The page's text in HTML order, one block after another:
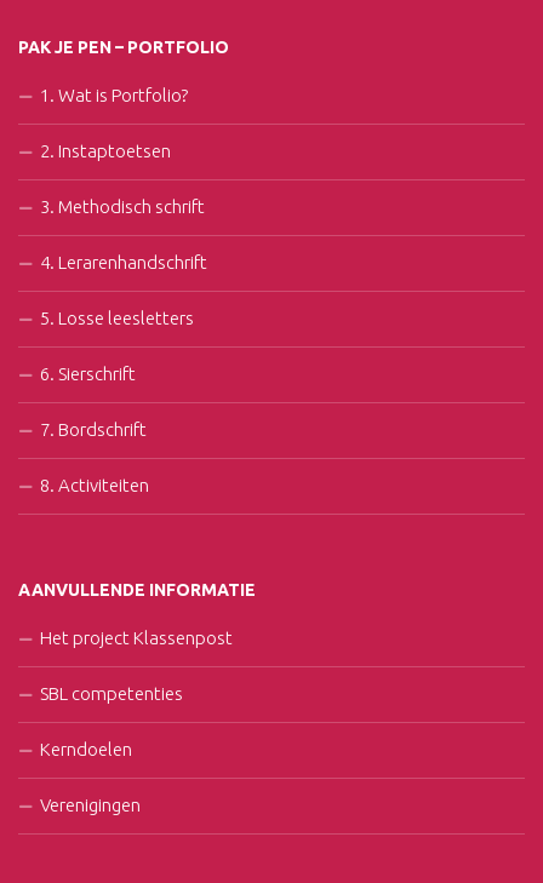
PAK JE PEN – PORTFOLIO
1. Wat is Portfolio?
2. Instaptoetsen
3. Methodisch schrift
4. Lerarenhandschrift
5. Losse leesletters
6. Sierschrift
7. Bordschrift
8. Activiteiten
AANVULLENDE INFORMATIE
Het project Klassenpost
SBL competenties
Kerndoelen
Verenigingen